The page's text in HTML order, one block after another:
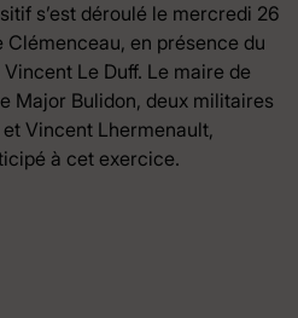
s’est déroulé le mercredi 26
en présence du
Le Duff. Le maire de
Major Bulidon, deux militaires
Vincent Lhermenault,
à cet exercice.